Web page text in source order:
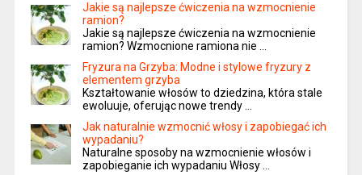
Jakie są najlepsze ćwiczenia na wzmocnienie
ramion?
Jakie są najlepsze ćwiczenia na wzmocnienie
ramion? Wzmocnione ramiona nie …
Fryzura na Grzyba: Modne i stylowe fryzury z
elementem grzyba
Kształtowanie włosów to dziedzina, która stale
ewoluuje, oferując nowe trendy …
Jak naturalnie wzmocnić włosy i zapobiegać ich
wypadaniu?
Naturalne sposoby na wzmocnienie włosów i
zapobieganie ich wypadaniu Włosy …